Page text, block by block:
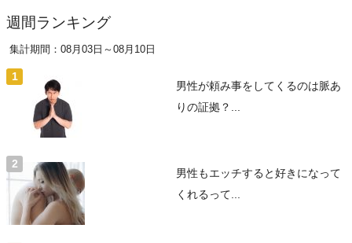
週間ランキング
集計期間：08月03日～08月10日
男性が頼み事をしてくるのは脈あ
りの証拠？...
男性もエッチすると好きになって
くれるって...